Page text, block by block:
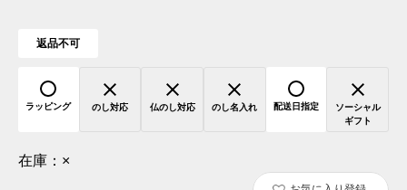
返品不可
ラッピング のし対応 仏のし対応 のし名入れ 配送日指定
ソーシャル
ギフト
在庫： ×